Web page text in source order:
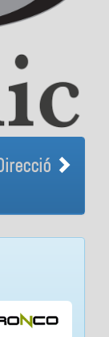
/